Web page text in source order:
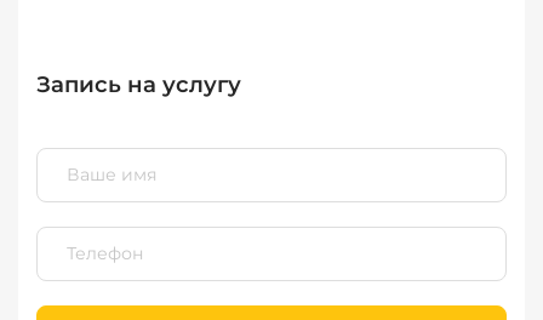
Запись на услугу